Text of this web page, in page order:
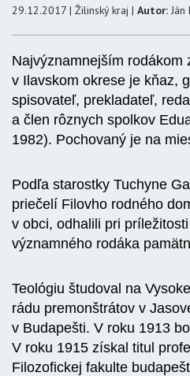
29.12.2017 | Žilinský kraj | Autor: Ján
Najvýznamnejším rodákom
v Ilavskom okrese je kňaz,
spisovateľ, prekladateľ,
a člen rôznych spolkov
1982). Pochovaný je na
Podľa starostky Tuchyne
priečelí Filovho rodného
v obci, odhalili pri
významného rodáka
Teológiu študoval na
rádu premonštrátov v
v Budapešti. V roku 1913
V roku 1915 získal titul
Filozofickej fakulte